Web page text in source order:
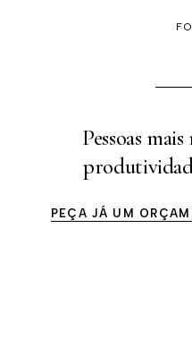
Pessoas
PEÇA JÁ UM